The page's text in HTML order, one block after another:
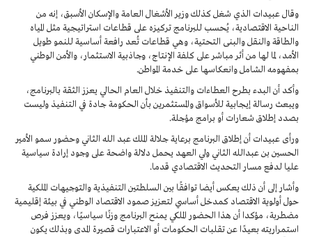
وقال عبيدات الذي شغل كذلك وزير الأشغال العامة والإسكان الأسبق، إنه من
الناحية الاقتصادية، يُحسب للبرنامج تركيزه على قطاعات استراتيجية مثل المياه
والطاقة والنقل والبنى التحتية، وهي قطاعات تُعد رافعة أساسية للنمو طويل
الأمد، لما لها من أثر مباشر على كلفة الإنتاج، وجاذبية الاستثمار، والأمن الوطني
بمفهومه الشامل وانعكاسها على خدمة المواطن.
وأكد أن البدء بطرح العطاءات والتنفيذ خلال العام الحالي يعزز الثقة بالبرنامج،
ويبعث رسالة إيجابية للأسواق والمستثمرين بأن الحكومة جادة في التنفيذ وليست
بصدد إطلاق شعارات أو برامج مؤجلة.
ورأى عبيدات أن إطلاق البرنامج برعاية جلالة الملك عبد الله الثاني وحضور سمو الأمير
الحسين بن عبدالله الثاني ولي العهد يحمل دلالة واضحة على وجود إرادة سياسية
عليا لدفع مسار التحديث الاقتصادي قدما.
وأشار إلى أن ذلك يعكس أيضا توافقًا بين السلطتين التنفيذية والتوجيهات الملكية
حول أولوية الاقتصاد كمدخل أساسي لتعزيز صمود الاقتصاد الوطني في بيئة إقليمية
مضطربة، مؤكدا أن هذا الحضور الملكي يمنح البرنامج وزنًا سياسيًا، ويعزز فرص
استمراريته بعيدًا عن تقلبات الحكومات أو الاعتبارات قصيرة المدى وبذلك يكون